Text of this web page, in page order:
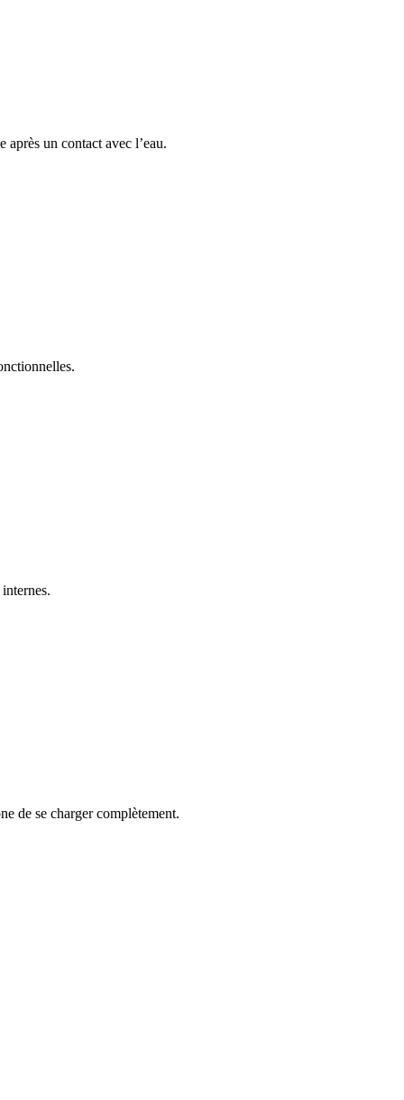
un contact avec l’eau.
de se charger complètement.